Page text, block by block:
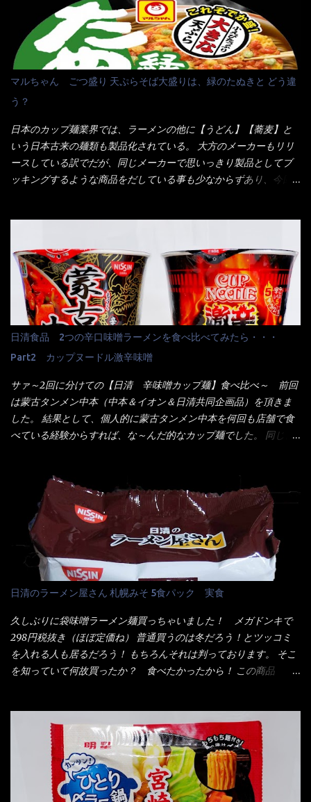
近は、ステーキガストに試しに行ったぐらいです。（肉が喰いた
くて） しかし最近のファミレスは合理化が進み、店員さんもフロ
ア担当は2人程度しか居ないんだよねぇ～ それに注文はタッチパ
ネル！！ 凄いよなぁ～ 20年位前は、フロア担当だけでも5人は
居たと思うけど・・・ 判らず店員さんを呼ぶピンポンを・・・ク
ーポンなんだけどと伝えると、丁寧にタッチパネルで～と教えて
くれたが、何故かタッチパネルがクーポンを受け付けない！！ 店
員さんも、アレー？といいながら私が受け付けますので・・・と
消えていった。 タッチパネルのやつ、安いのは嫌うんだな！？こ
のヤロー！ 待つ事暫し・・・10分は越えたと思うけど・・・出て
来ました。 こちらが本日のサラメシ【ホーリーバジル香る、タイ
く行きましたねぇ～ だからタイ料理屋さんには、辛味剤・酢・ナ
いた）が料理に必ず付いてきたものです。 でも流石にファミレ
スでは・・・それは無いね！残念だ～ 今回はすかいらーくグルー
プで、タイ料理をどの様に再現して提供しているか？を見るだけ
だなぁ～ 因みにガパオ＝ホーリーバジルなのです。 肉は通常チ
キンが多く豚や牛もあります。 肉は挽肉みたいなミンチではな
く、粗挽きの肉になるんです。 それに現地バンコクでは、卵は固
焼きが本来です。 今回はほぼ全熟の目玉焼きで、これは日本風
オタイなのと比べれば薄め？ やっぱり調味料の【スパイスガール
ズ】が必要だナァ～ 笑 私は、ブリッキーヌの粉末をよく掛け辛
く...
マルちゃん ごつ盛り 天ぷらそば大盛りは、緑のたぬきと どう違
う？
日本のカップ麺業界では、ラーメンの他に【うどん】【蕎麦】と
いう日本古来の麺類も製品化されている。 大方のメーカーもリリ
ースしている訳でだが、同じメーカーで思いっきり製品としてブ
ッキングするような商品をだしている事も少なからずあり、今回
ている訳で何故に敢えて本商品をリリースするの？ 確かに販売価
格は、緑のたぬきの実売は108円位で、ごつ盛り天ぷらそばは98円
でした。 殆ど変わらないじゃないか！？ そこで何が違うか・・・
メーカーHPから情報を得てみた。 ■原材料 比較（相手に含まれ
て居ない物質を赤色） ☆緑のたぬき 油揚げめん(小麦粉(国内製
造)、そば粉、植物油脂、植物性たん白、食塩、とろろ芋、卵白)、
かやく(小えびてんぷら、 かまぼこ )、添付調味料(砂糖、食塩、し
ょうゆ、魚介エキス、たん白加水分解物、香辛料、ねぎ、香味油
脂)／加工でん粉、調味料(アミノ酸等)、炭酸カルシウム、カラメ
ル色素、リン酸塩(Na)、増粘多糖類、レシチン、酸化防止剤(ビタ
ミンE)、クチナシ色素、ベニコウジ色素、香料、ビタミンB2、ビ
タミンB1、香辛料抽出物、 カロチン色素 、(一部にえび・小麦・
油脂、植物性たん白、食塩、とろろ芋、卵白)、かやく(小えびてん
ぷら)、添付調味料(砂糖、食塩、しょうゆ、魚介エキス、たん白加
水分解物、ねぎ、香辛料、 植物油 、香味油脂)／加工でん粉、調味
料(アミノ酸等)、炭酸カルシウム、カラメル色素、リン酸塩
(Na)、増粘多糖類、レシチン、酸化防止剤(ビタミンE)、クチナシ
色素、香料、ベニコウジ色素、ビタミンB2、ビタミンB1、香辛料
抽出物、(一部にえび・小麦・そば・卵・ さば ・大豆・豚肉・やま
いも・ゼラチンを含む) 材料から見れば、緑のたぬきの方が蒲鉾が
入っている！ あの半円形のヤツね！ それとカロチン色素・・・
さば！？ さばって鯖か？？ サバ読んでないか？？ ■カロリー
比較 緑のたぬき ...
日清食品 2つの辛口味噌ラーメンを食べ比べてみたら・・・
Part2 カップヌードル激辛味噌
サァ～2回に分けての【日清 辛味噌カップ麺】食べ比べ～ 前回
は蒙古タンメン中本（中本＆イオン＆日清共同企画品）を頂きま
した。 結果として、個人的に蒙古タンメン中本を何回も店舗で食
べている経験からすれば、な～んだ的なカップ麺でした。 同じ日
いつきました。 見た目は、炎のシルエットが辛さを醸し出してい
る・・・ でもパッケージに惑わされてはいけない！！ 私はペ
ヤングの【獄激辛焼きそば】を完食した漢だ。 その後の獄激辛カ
レーもな！ 今回、カップヌードル激辛味噌はカップに敢えて辛
さレベルが記載されている。 それはレベル5！ 日清としては最上
位の辛さと云っている訳だ。 昨年モデルも食べてはいるけど、1年
も経つと記憶の彼方に・・・いや歳だから記憶力が、どうのこう
のではない。 記憶に残るだけのインパクトに欠けている商品と
云う事（当時） 開封すると・・・ 小袋なんてありゃしない！ カ
ップヌードルは基本蓋開けて、熱湯を注ぐだけで出来る！それが
デビュー時からの最大のポイント。 だから粉末スープの具も全
部カップの中でカオス状態。 これ特に縦型Bigカップだと、スー
りました～ 熱湯によりカップ内に対流が起こり、表層が泡立っ
ている～ 隣に用意したのが、ホワイトカップ丼型です。 こちら
へ内容物を全て移すのと同時に、スープも満遍なく全体に行き渡
させる。 箸で麺から移動させ、具とスープは最後に移すとこうな
りました。 良い感じではないか！ やはり一部粉末スープが縦型
日清のラーメン屋さん 札幌みそ 5食パック 実食
久しぶりに袋味噌ラーメン麺買っちゃいました！ メガドンキで
298円税抜き（ほぼ定価ね） 普通買うのは冬だろう！とツッコミ
を入れる人も居るだろう！ もちろんそれは判っております。 そこ
を知っていて何故買ったか？ 食べたかったから！ この商品
てみないといけないじゃん！（知るのが遅い） リニューアル前の
は食べた事あるのよ！でもここ数年は、カップ麺の方が話題性も
品揃えも上じゃん！ だって話題性の無いのを食べても・・・しょ
うが無いじゃん！ 日本で話題性が無いのに、外国の人には尚更ね
ぇ～ 袋麺と云えば【サッポロ一番】と云われる程だが、10年位前